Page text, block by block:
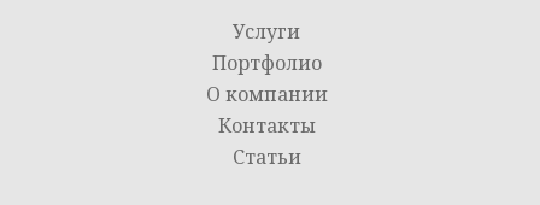
Услуги
Портфолио
О компании
Контакты
Статьи